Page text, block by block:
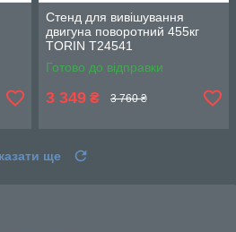
Стенд для вивішування
двигуна поворотний 455кг
TORIN T24541
Готово до відправки
3 349 ₴ 3 760 ₴
ще